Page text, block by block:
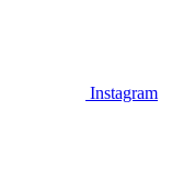
Instagram